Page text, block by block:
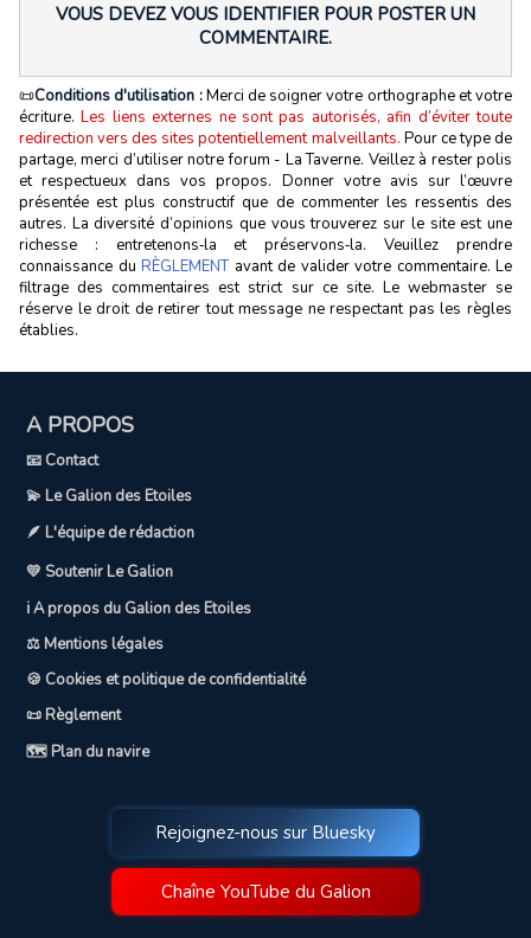
VOUS DEVEZ VOUS IDENTIFIER POUR POSTER UN
COMMENTAIRE.
📜Conditions d'utilisation :Merci de soigner votre orthographe et votre
écriture.Les liens externes ne sont pas autorisés, afin d’éviter toute
redirection vers des sites potentiellement malveillants. Pour ce type de
partage, merci d’utiliser notre forum - La Taverne. Veillez à rester polis
et respectueux dans vos propos. Donner votre avis sur l’œuvre
présentée est plus constructif que de commenter les ressentis des
autres. La diversité d’opinions que vous trouverez sur le site est une
richesse : entretenons‑la et préservons‑la. Veuillez prendre
connaissance du RÈGLEMENTavant de valider votre commentaire. Le
filtrage des commentaires est strict sur ce site. Le webmaster se
réserve le droit de retirer tout message ne respectant pas les règles
établies.
A PROPOS
📧 Contact
💫 Le Galion des Etoiles
🪶 L'équipe de rédaction
💛 Soutenir Le Galion
ℹ️ A propos du Galion des Etoiles
⚖️ Mentions légales
🍪 Cookies et politique de confidentialité
📜 Règlement
🗺️ Plan du navire
Rejoignez-nous sur Bluesky
Chaîne YouTube du Galion